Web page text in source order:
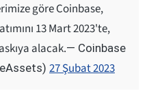
göre Coinbase,
13 Mart 2023'te,
alacak.— Coinbase
27 Şubat 2023